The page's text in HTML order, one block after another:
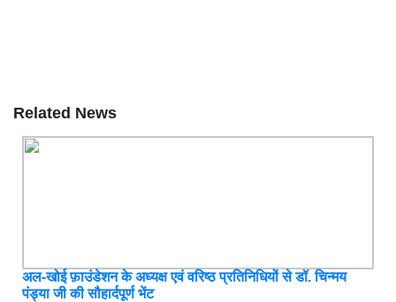
Related News
अल-खोई फ़ाउंडेशन के अध्यक्ष एवं वरिष्ठ प्रतिनिधियों से डॉ. चिन्मय
पंड्या जी की सौहार्दपूर्ण भेंट